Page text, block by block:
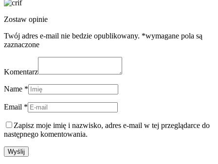
Zostaw opinie
Twój adres e-mail nie bedzie opublikowany. *wymagane pola są
zaznaczone
Komentarz
Name *
Email *
Zapisz moje imię i nazwisko, adres e-mail w tej przeglądarce do
następnego komentowania.